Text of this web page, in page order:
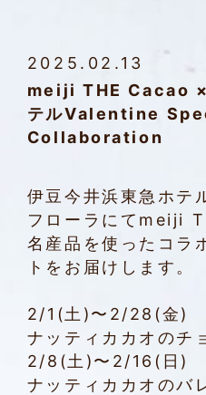
Top
Line up
BEAN to BAR /
Sustainability
News
Tasting
History
meiji THE Cacao
ペアリング診断
スペシャルム
2025.02.13
meiji THE Cacao ×
テルValentine
Collaboration
伊豆今井浜東急ホテ
フローラにてmeiji
名産品を使ったコラ
トをお届けします。
2/1(土)〜2/28(金)
ナッティカカオのチ
2/8(土)〜2/16(日)
ナッティカカオのバ